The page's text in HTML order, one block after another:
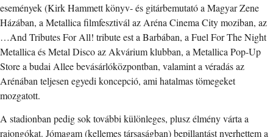
események (Kirk Hammett könyv- és gitárbemutató a Magyar Zene
Házában, a Metallica filmfesztivál az Aréna Cinema City moziban, az
…And Tributes For All! tribute est a Barbában, a Fuel For The Night
Metallica és Metal Disco az Akvárium klubban, a Metallica Pop-Up
Store a budai Allee bevásárlóközpontban, valamint a véradás az
Arénában teljesen egyedi koncepció, ami hatalmas tömegeket
mozgatott.
A stadionban pedig sok további különleges, plusz élmény várta a
rajongókat. Jómagam (kellemes társaságban) bepillantást nyerhettem a